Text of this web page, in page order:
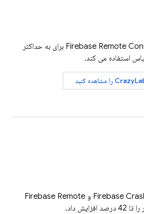
Firebase Remote برای به حداکثر
استفاده می کند.
Firebase و Firebase Remote
داد.